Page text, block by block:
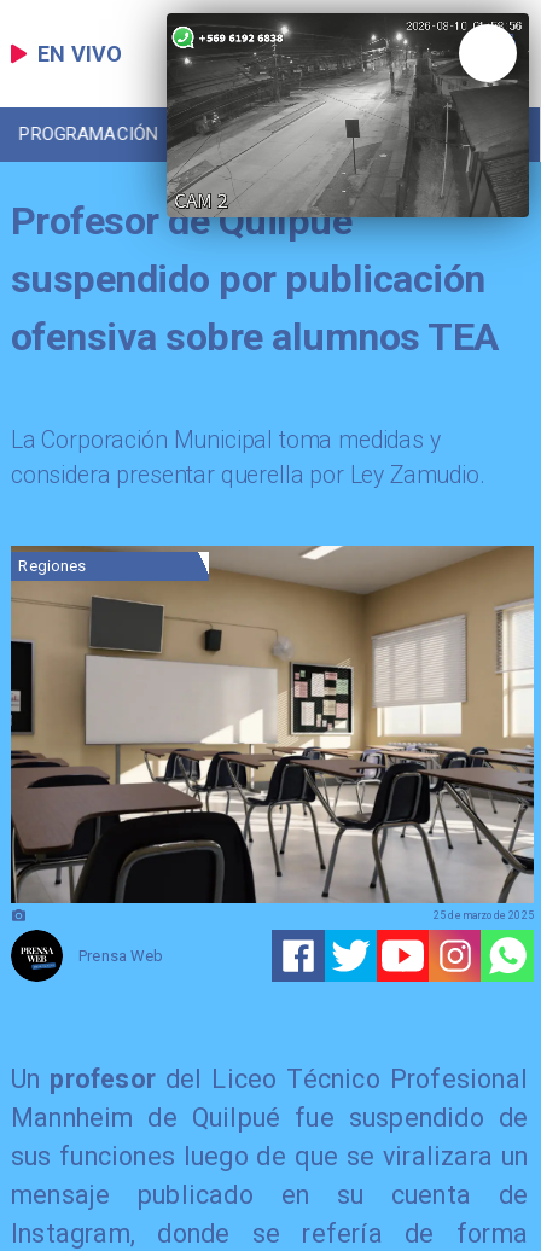
EN VIVO
PROGRAMACIÓN LOCAL DEPORTES
Profesor de Quilpué
suspendido por publicación
ofensiva sobre alumnos TEA
La Corporación Municipal toma medidas y
considera presentar querella por Ley Zamudio.
Regiones
Prensa Web
25 de marzo de 2025
Un profesordel Liceo Técnico Profesional
Mannheim de Quilpué fue suspendido de
sus funciones luego de que se viralizara un
mensaje publicado en su cuenta de
Instagram, donde se refería de forma